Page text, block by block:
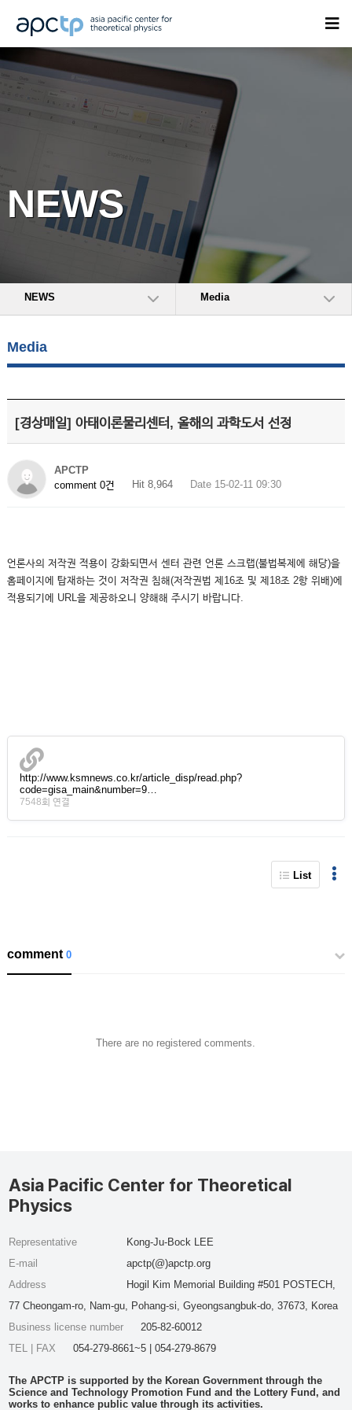
NEWS
NEWS Media
Media
[경상매일] 아태이론물리센터, 올해의 과학도서 선정
APCTP
comment 0건
Hit 8,964 Date 15-02-11 09:30
언론사의 저작권 적용이 강화되면서 센터 관련 언론 스크랩(불법복제에 해당)을
홈페이지에 탑재하는 것이 저작권 침해(저작권법 제16조 및 제18조 2항 위배)에
적용되기에 URL을 제공하오니 양해해 주시기 바랍니다.
http://www.ksmnews.co.kr/article_disp/read.php?
code=gisa_main&number=9…
7548회 연결
List
comment0
There are no registered comments.
Asia Pacific Center for Theoretical
Physics
Representative
Kong-Ju-Bock LEE
E-mail
apctp(@)apctp.org
Address
Hogil Kim Memorial Building #501 POSTECH,
77 Cheongam-ro, Nam-gu, Pohang-si, Gyeongsangbuk-do, 37673, Korea
Business license number
205-82-60012
TEL | FAX
054-279-8661~5 | 054-279-8679
The APCTP is supported by the Korean Government through the
Science and Technology Promotion Fund and the Lottery Fund, and
works to enhance public value through its activities.